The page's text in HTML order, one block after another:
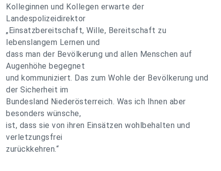
Kolleginnen und Kollegen erwarte der
Landespolizeidirektor
„Einsatzbereitschaft, Wille, Bereitschaft zu
lebenslangem Lernen und
dass man der Bevölkerung und allen Menschen auf
Augenhöhe begegnet
und kommuniziert. Das zum Wohle der Bevölkerung und
der Sicherheit im
Bundesland Niederösterreich. Was ich Ihnen aber
besonders wünsche,
ist, dass sie von ihren Einsätzen wohlbehalten und
verletzungsfrei
zurückkehren.“